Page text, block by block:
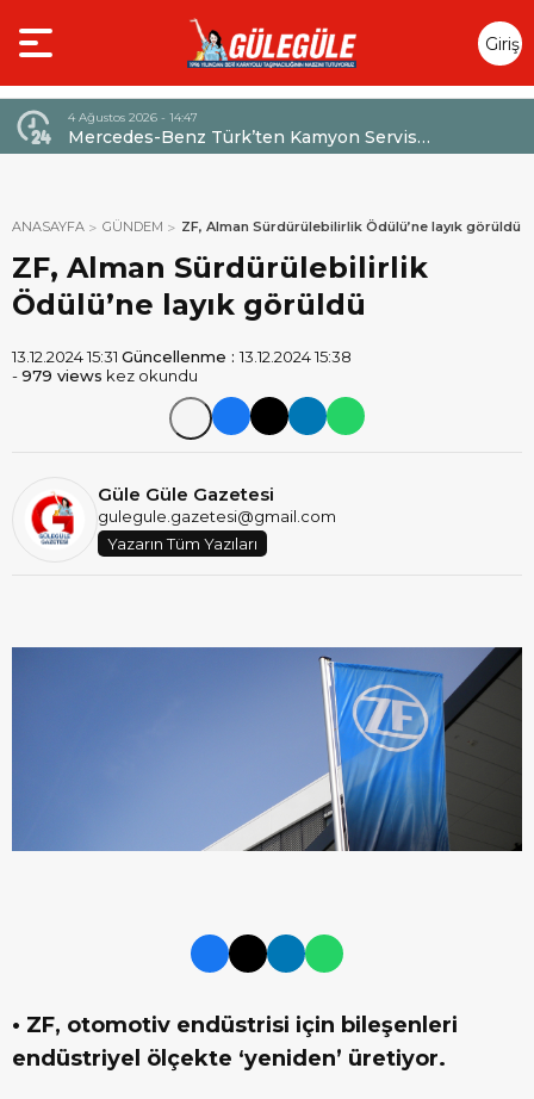
Giriş
Yap
4 Ağustos 2026 - 14:47
Mercedes-Benz Türk’ten Kamyon Servis
Sözleşmelerinde 36 Aya Varan Taksit İmkânı
ANASAYFA GÜNDEM ZF, Alman Sürdürülebilirlik Ödülü’ne layık görüldü
ZF, Alman Sürdürülebilirlik
Ödülü’ne layık görüldü
13.12.2024 15:31 Güncellenme :13.12.2024 15:38
-979 views kez okundu
Güle Güle Gazetesi
gulegule.gazetesi@gmail.com
Yazarın Tüm Yazıları
• ZF, otomotiv endüstrisi için bileşenleri
endüstriyel ölçekte ‘yeniden’ üretiyor.